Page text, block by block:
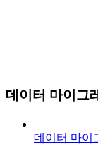
데이터 마이그
데이터 마이